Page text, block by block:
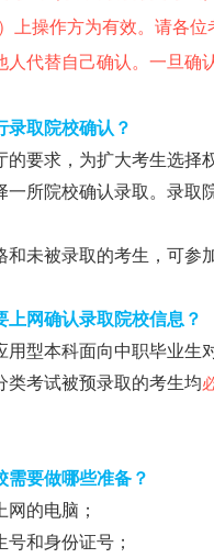
）上操作方为有效。请
人代替自己确认。一旦确
录取院校确认？
的要求，为扩大考生选择
一所院校确认录取。录取
和未被录取的考生，可参
上网确认录取院校信息？
用型本科面向中职毕业生
类考试被预录取的考生均
需要做哪些准备？
网的电脑；
号和身份证号；